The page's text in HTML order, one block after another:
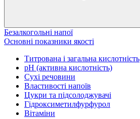
Безалкогольні напої
Основні показники якості
Титрована і загальна кислотність
рН (активна кислотність)
Сухі речовини
Властивості напоїв
Цукри та підсолоджувачі
Гідроксиметилфурфурол
Вітаміни